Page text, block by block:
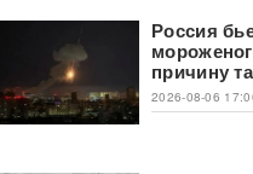
Россия
причину
2026-08-06